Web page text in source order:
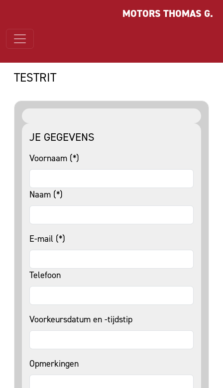
MOTORS THOMAS G.
TESTRIT
JE GEGEVENS
Voornaam (*)
Naam (*)
E-mail (*)
Telefoon
Voorkeursdatum en -tijdstip
Opmerkingen